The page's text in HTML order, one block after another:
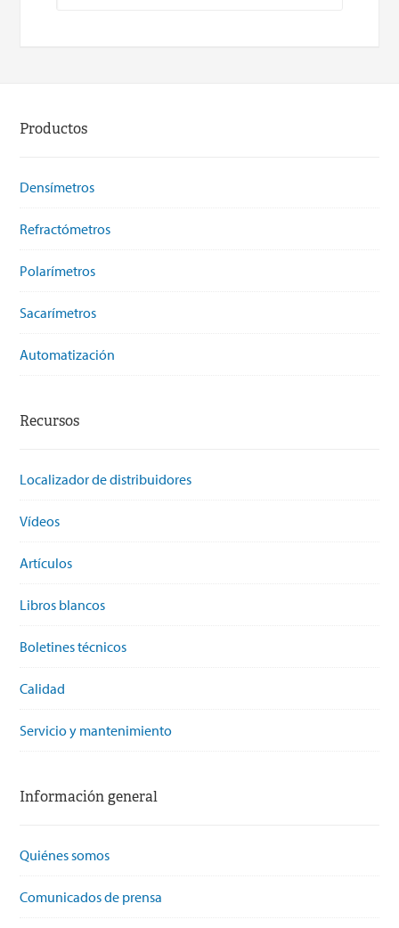
Productos
Densímetros
Refractómetros
Polarímetros
Sacarímetros
Automatización
Recursos
Localizador de distribuidores
Vídeos
Artículos
Libros blancos
Boletines técnicos
Calidad
Servicio y mantenimiento
Información general
Quiénes somos
Comunicados de prensa